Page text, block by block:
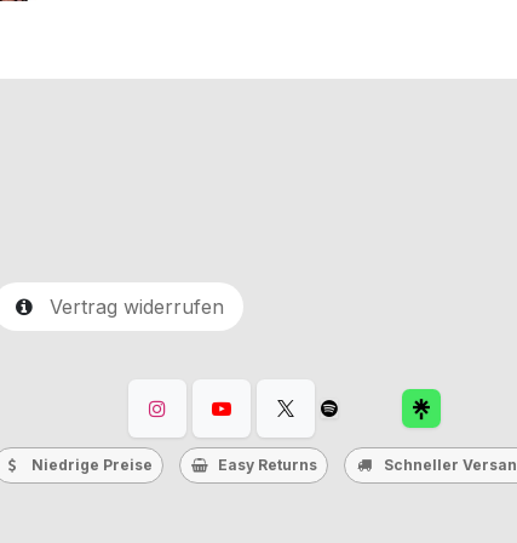
Vertrag widerrufen
Niedrige Preise Easy Returns Schneller